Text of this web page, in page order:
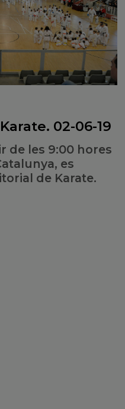
02-06-19
de les 9:00 hores
es
de Karate.